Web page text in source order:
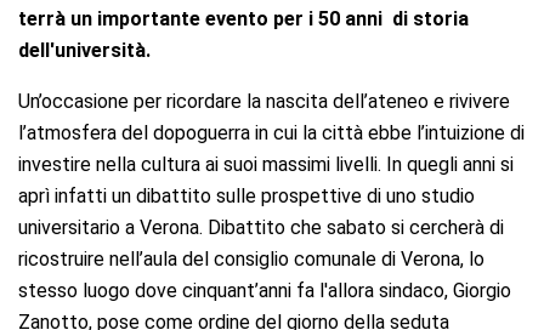
terrà un importante evento per i 50 anni di storia
dell'università.
Un’occasione per ricordare la nascita dell’ateneo e rivivere
l’atmosfera del dopoguerra in cui la città ebbe l’intuizione di
investire nella cultura ai suoi massimi livelli. In quegli anni si
aprì infatti un dibattito sulle prospettive di uno studio
universitario a Verona. Dibattito che sabato si cercherà di
ricostruire nell’aula del consiglio comunale di Verona, lo
stesso luogo dove cinquant’anni fa l'allora sindaco, Giorgio
Zanotto, pose come ordine del giorno della seduta